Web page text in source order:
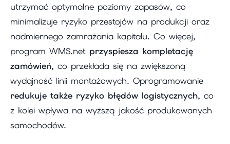
utrzymać optymalne poziomy zapasów, co
minimalizuje ryzyko przestojów na produkcji oraz
nadmiernego zamrażania kapitału. Co więcej,
program WMS.net przyspiesza kompletację
zamówień, co przekłada się na zwiększoną
wydajność linii montażowych. Oprogramowanie
redukuje także ryzyko błędów logistycznych, co
z kolei wpływa na wyższą jakość produkowanych
samochodów.